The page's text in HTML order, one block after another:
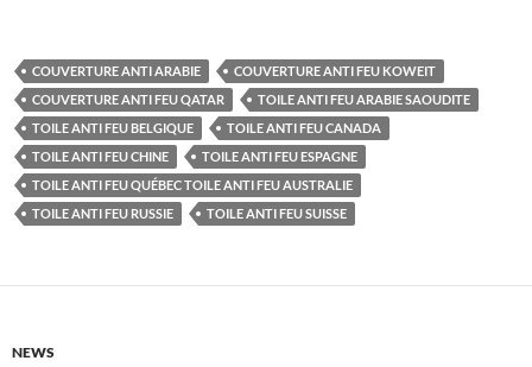
COUVERTURE ANTI ARABIE
COUVERTURE ANTI FEU KOWEIT
COUVERTURE ANTI FEU QATAR
TOILE ANTI FEU ARABIE SAOUDITE
TOILE ANTI FEU BELGIQUE
TOILE ANTI FEU CANADA
TOILE ANTI FEU CHINE
TOILE ANTI FEU ESPAGNE
TOILE ANTI FEU QUÉBEC TOILE ANTI FEU AUSTRALIE
TOILE ANTI FEU RUSSIE
TOILE ANTI FEU SUISSE
NEWS